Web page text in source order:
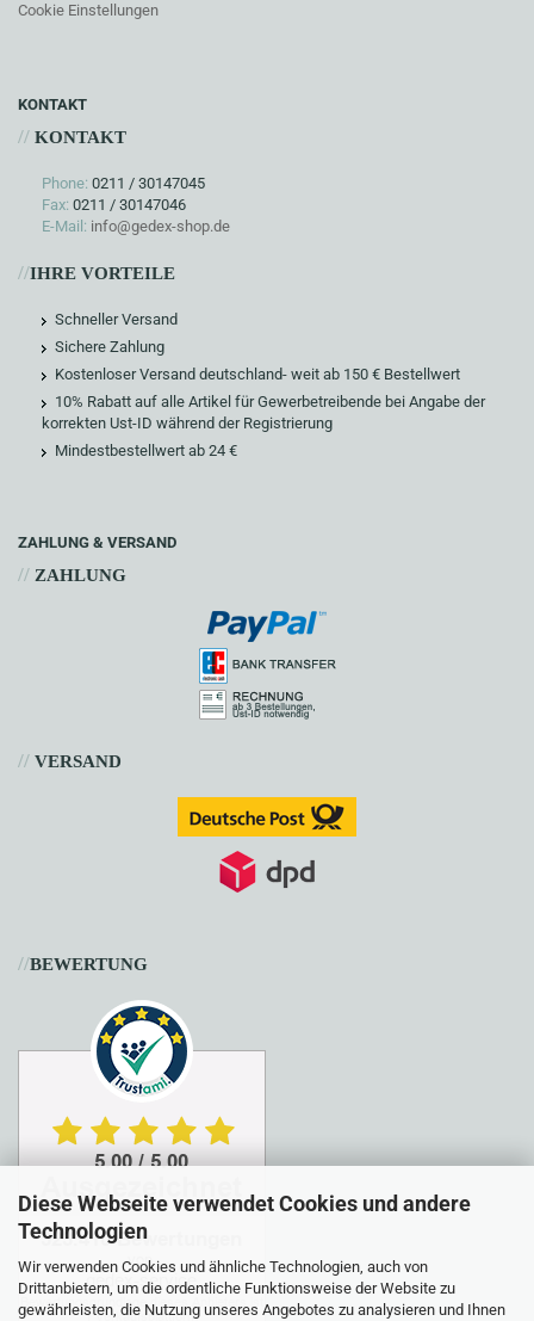
Diese Webseite verwendet Cookies und andere
Technologien
Wir verwenden Cookies und ähnliche Technologien, auch von
Drittanbietern, um die ordentliche Funktionsweise der Website zu
gewährleisten, die Nutzung unseres Angebotes zu analysieren und Ihnen
Cookie Einstellungen
KONTAKT
// KONTAKT
Phone: 0211 / 30147045
Fax: 0211 / 30147046
E-Mail: info@gedex-shop.de
//IHRE VORTEILE
Schneller Versand
Sichere Zahlung
Kostenloser Versand deutschland- weit ab 150 € Bestellwert
10% Rabatt auf alle Artikel für Gewerbetreibende bei Angabe der
korrekten Ust-ID während der Registrierung
Mindestbestellwert ab 24 €
ZAHLUNG & VERSAND
// ZAHLUNG
// VERSAND
//BEWERTUNG